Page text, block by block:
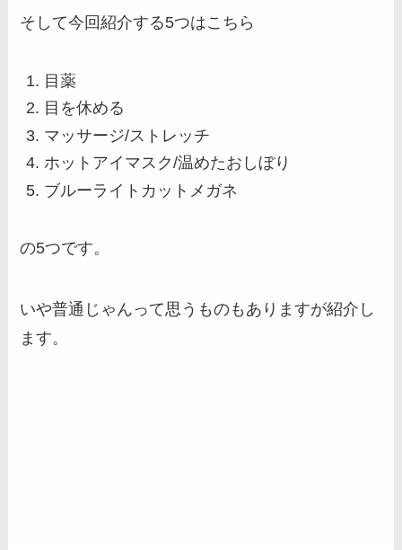
そして今回紹介する5つはこちら
目薬
目を休める
マッサージ/ストレッチ
ホットアイマスク/温めたおしぼり
ブルーライトカットメガネ
の5つです。
いや普通じゃんって思うものもありますが紹介し
ます。